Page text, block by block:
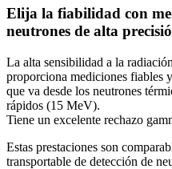
Elija la fiabilidad con
neutrones de alta
La alta sensibilidad a la
proporciona mediciones fiables
que va desde los neutrones
rápidos (15 MeV).
Tiene un excelente rechazo
Estas prestaciones son
transportable de detección de